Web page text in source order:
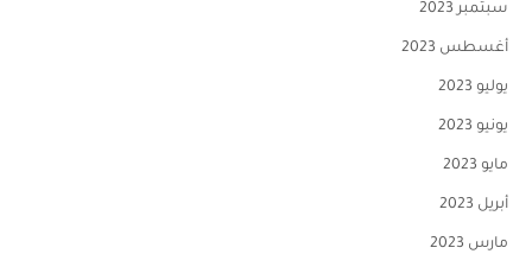
سبتمبر 2023
أغسطس 2023
يوليو 2023
يونيو 2023
مايو 2023
أبريل 2023
مارس 2023